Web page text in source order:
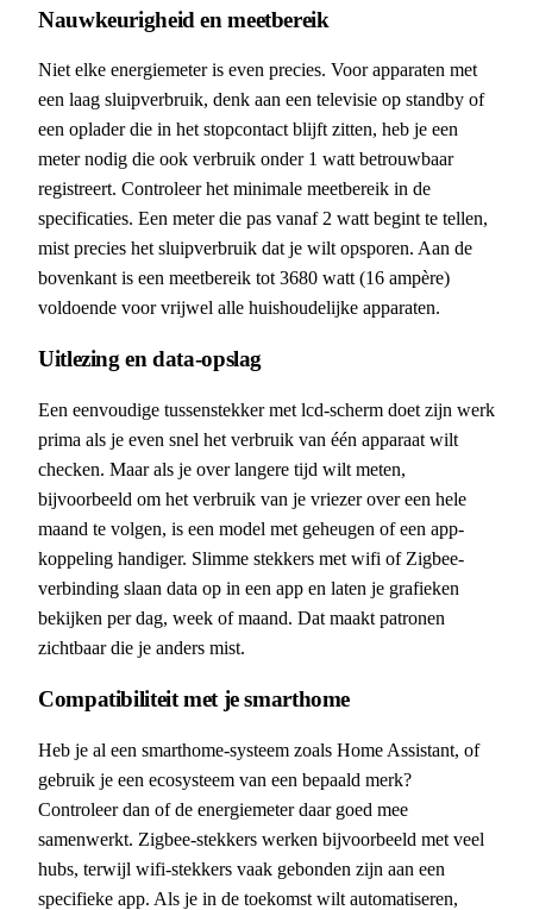
Nauwkeurigheid en meetbereik
Niet elke energiemeter is even precies. Voor apparaten met
een laag sluipverbruik, denk aan een televisie op standby of
een oplader die in het stopcontact blijft zitten, heb je een
meter nodig die ook verbruik onder 1 watt betrouwbaar
registreert. Controleer het minimale meetbereik in de
specificaties. Een meter die pas vanaf 2 watt begint te tellen,
mist precies het sluipverbruik dat je wilt opsporen. Aan de
bovenkant is een meetbereik tot 3680 watt (16 ampère)
voldoende voor vrijwel alle huishoudelijke apparaten.
Uitlezing en data-opslag
Een eenvoudige tussenstekker met lcd-scherm doet zijn werk
prima als je even snel het verbruik van één apparaat wilt
checken. Maar als je over langere tijd wilt meten,
bijvoorbeeld om het verbruik van je vriezer over een hele
maand te volgen, is een model met geheugen of een app-
koppeling handiger. Slimme stekkers met wifi of Zigbee-
verbinding slaan data op in een app en laten je grafieken
bekijken per dag, week of maand. Dat maakt patronen
zichtbaar die je anders mist.
Compatibiliteit met je smarthome
Heb je al een smarthome-systeem zoals Home Assistant, of
gebruik je een ecosysteem van een bepaald merk?
Controleer dan of de energiemeter daar goed mee
samenwerkt. Zigbee-stekkers werken bijvoorbeeld met veel
hubs, terwijl wifi-stekkers vaak gebonden zijn aan een
specifieke app. Als je in de toekomst wilt automatiseren,